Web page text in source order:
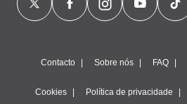
Contacto Sobre nós FAQ
Cookies Política de privacidade